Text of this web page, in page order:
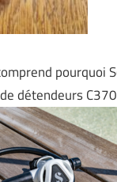
pourquoi
détendeurs